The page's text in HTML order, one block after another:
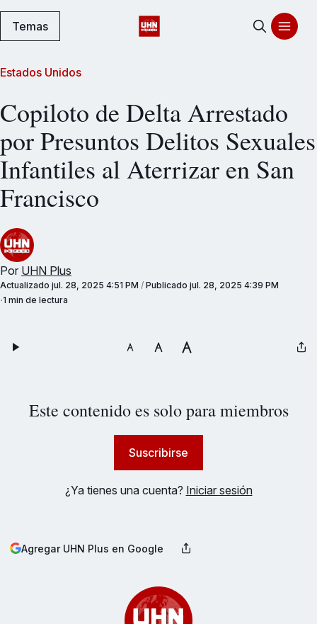
Temas
Estados Unidos
Copiloto de Delta Arrestado
por Presuntos Delitos Sexuales
Infantiles al Aterrizar en San
Francisco
Por UHN Plus
Actualizado jul. 28, 2025 4:51 PM / Publicado jul. 28, 2025 4:39 PM
1 min de lectura
Este contenido es solo para miembros
Suscribirse
¿Ya tienes una cuenta? Iniciar sesión
Agregar UHN Plus en Google